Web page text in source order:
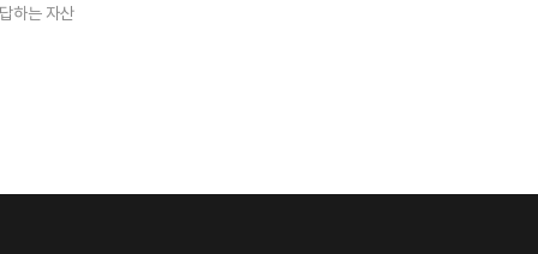
하는 자산